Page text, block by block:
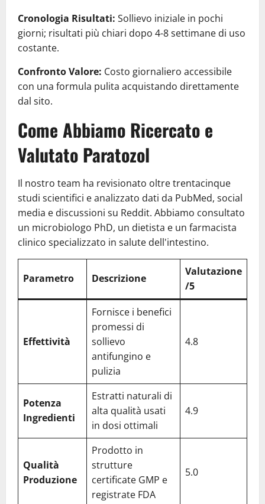
Cronologia Risultati: Sollievo iniziale in pochi
giorni; risultati più chiari dopo 4-8 settimane di uso
costante.
Confronto Valore: Costo giornaliero accessibile
con una formula pulita acquistando direttamente
dal sito.
Come Abbiamo Ricercato e
Valutato Paratozol
Il nostro team ha revisionato oltre trentacinque
studi scientifici e analizzato dati da PubMed, social
media e discussioni su Reddit. Abbiamo consultato
un microbiologo PhD, un dietista e un farmacista
clinico specializzato in salute dell'intestino.
Parametro Descrizione
Valutazione
/5
Effettività
Fornisce i benefici
promessi di
sollievo
antifungino e
pulizia
4.8
Potenza
Ingredienti
Estratti naturali di
alta qualità usati
in dosi ottimali
4.9
Qualità
Produzione
Prodotto in
strutture
certificate GMP e
registrate FDA
5.0